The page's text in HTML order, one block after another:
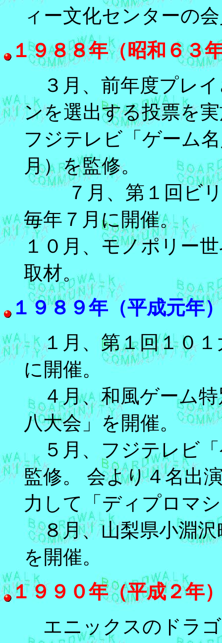
ィー文化センターの
１９８８年（昭和６３
３月、前年度プレ
ンを選出する投票を
フジテレビ「ゲーム
月）を監修。
７月、第１回ビリ
毎年７月に開催。
１０月、モノポリー
取材。
１９８９年（平成元年
１月、第１回１０１
に開催。
４月、和風ゲーム特
八大会」を開催。
５月、フジテレビ「
監修。 会より４名出
力して「ディプロマ
８月、山梨県小淵沢
を開催。
１９９０年（平成２年
エニックスのドラ